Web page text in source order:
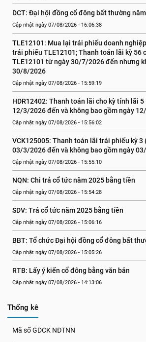
DCT: Đại hội đồng cổ đông bất thường
Cập nhật ngày 07/08/2026 - 16:06:38
TLE12101: Mua lại trái phiếu doanh
trái phiếu TLE12101; Thanh toán lãi kỳ 56
TLE12101 từ ngày 30/7/2026 đến nhưng
30/8/2026
Cập nhật ngày 07/08/2026 - 15:59:19
HDR12402: Thanh toán lãi cho kỳ tính lãi
12/3/2026 đến và không bao gồm ngày
Cập nhật ngày 07/08/2026 - 15:56:02
VCK125005: Thanh toán lãi trái phiếu kỳ 3
03/3/2026 đến và không bao gồm ngày
Cập nhật ngày 07/08/2026 - 15:55:10
NQN: Chi trả cổ tức năm 2025 bằng tiền
Cập nhật ngày 07/08/2026 - 15:54:28
SDV: Trả cổ tức năm 2025 bằng tiền
Cập nhật ngày 07/08/2026 - 15:06:16
BBT: Tổ chức Đại hội đồng cổ đông bất
Cập nhật ngày 07/08/2026 - 15:05:26
RTB: Lấy ý kiến cổ đông bằng văn bản
Cập nhật ngày 07/08/2026 - 14:13:06
Thống kê
Mã số GDCK NĐTNN